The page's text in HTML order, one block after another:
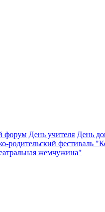
форум День учителя День
родительский фестиваль
жемчужина"